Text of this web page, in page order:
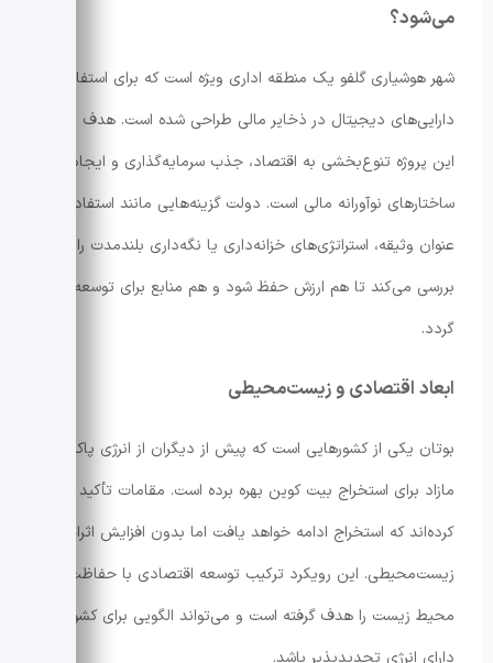
می‌شود؟
شهر هوشیاری گلفو یک منطقه اداری ویژه است که برای استفاده از
دارایی‌های دیجیتال در ذخایر مالی طراحی شده است. هدف اصلی
این پروژه تنوع‌بخشی به اقتصاد، جذب سرمایه‌گذاری و ایجاد
ساختارهای نوآورانه مالی است. دولت گزینه‌هایی مانند استفاده به
عنوان وثیقه، استراتژی‌های خزانه‌داری یا نگه‌داری بلندمدت را
بررسی می‌کند تا هم ارزش حفظ شود و هم منابع برای توسعه آزاد
گردد.
ابعاد اقتصادی و زیست‌محیطی
بوتان یکی از کشورهایی است که پیش از دیگران از انرژی پاک
مازاد برای استخراج بیت کوین بهره برده است. مقامات تأکید
کرده‌اند که استخراج ادامه خواهد یافت اما بدون افزایش اثرات
زیست‌محیطی. این رویکرد ترکیب توسعه اقتصادی با حفاظت از
محیط زیست را هدف گرفته است و می‌تواند الگویی برای کشورهای
دارای انرژی تجدیدپذیر باشد.